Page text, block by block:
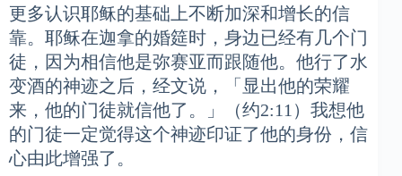
更多认识耶稣的基础上不断加深和增长的信
靠。耶稣在迦拿的婚筵时，身边已经有几个门
徒，因为相信他是弥赛亚而跟随他。他行了水
变酒的神迹之后，经文说，「显出他的荣耀
来，他的门徒就信他了。」（约2:11）我想他
的门徒一定觉得这个神迹印证了他的身份，信
心由此增强了。